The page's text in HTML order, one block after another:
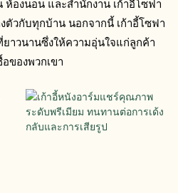
ห้องนอน และสำนักงาน เก้าอี้โซฟา
ตัวกับทุกบ้าน นอกจากนี้ เก้าอี้โซฟา
าวนานซึ่งให้ความอุ่นใจแก่ลูกค้า
ของพวกเขา